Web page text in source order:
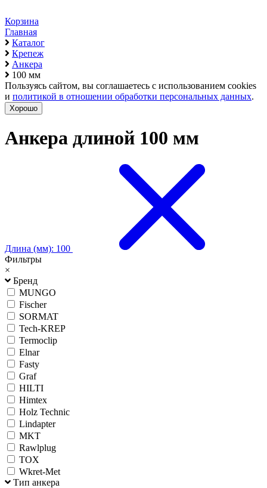
Корзина
Главная
Каталог
Крепеж
Анкера
100 мм
Пользуясь сайтом, вы соглашаетесь с использованием cookies
и политикой в отношении обработки персональных данных.
Хорошо
Анкера длиной 100 мм
Длина (мм): 100
Фильтры
×
Бренд
MUNGO
Fischer
SORMAT
Tech-KREP
Termoclip
Elnar
Fasty
Graf
HILTI
Himtex
Holz Technic
Lindapter
MKT
Rawlplug
TOX
Wkret-Met
Тип анкера